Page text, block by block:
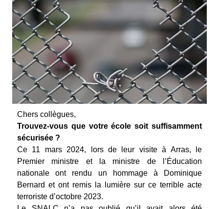
Chers collègues,
Trouvez-vous que votre école soit suffisamment
sécurisée ?
Ce 11 mars 2024, lors de leur visite à Arras, le
Premier ministre et la ministre de l’Éducation
nationale ont rendu un hommage à Dominique
Bernard et ont remis la lumière sur ce terrible acte
terroriste d’octobre 2023.